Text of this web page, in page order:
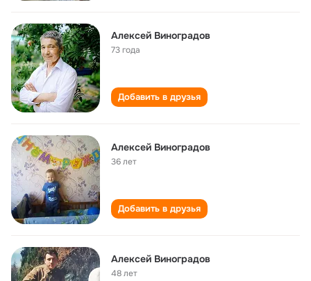
Алексей Виноградов
73 года
Добавить в друзья
Алексей Виноградов
36 лет
Добавить в друзья
Алексей Виноградов
48 лет